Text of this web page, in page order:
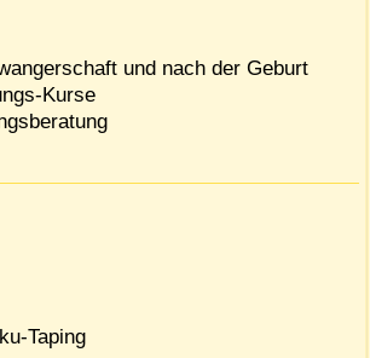
und nach der Geburt
Kurse
Taping